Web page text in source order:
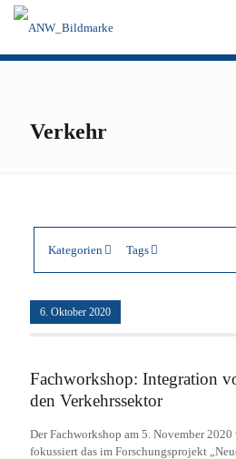
Verkehr
Kategorien Tags
6. Oktober 2020
Fachworkshop: Integration
den Verkehrssektor
Der Fachworkshop am 5. November
fokussiert das im Forschungsprojekt